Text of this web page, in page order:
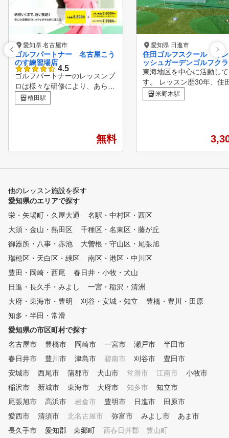
愛知県 名古屋市
ゴルフパートナー 名古屋こう
のす練習場店
4.5
ゴルフパートナーのレッスンプ
ロは様々な研修により、あらゆ
る方面から生徒様の上達をサポ
ートしています！ ビギナーか
POINT１ 診断・カルテ作成
あなたに必要な練習方法を導き
グレッスン 弊社のレッスンプ
ロは最新のスイング理論を元に
適のスイング理論をご提案する
ことで上達をサポートします。
■POINT３ クラブフィッティ
ング 現在のクラブが合ってい
るか、レッスンプロがチェック
いたします。また、次のステッ
わせてご提案いたします。 ■P
OINT４ 筋力・柔軟性 ゴルフ
に必要な筋力は他のスポーツと
異なって限られています。ご自
宅でも簡単にできるトレーニン
グメニューも合わせて提案しま
メント ほとんどのゴルファー
がこの部分でスコアをロスして
います。スコアアップに重要な
コースマネジメントやメンタル
トレーニング含めてレッスンい
たします。
植田駅
無料
愛知県 日進市
住田ゴルフスクール イ
ッシュガーデンゴルフク
東海地区を中心に活動し
す。 レッスン歴30年、住
朗です。お客様の問題解
来ますよう最大限ご協力
米野木駅
他のレッスン施設を探す
愛知県のエリアで探す
栄・矢場町・久屋大通
名駅・中村区・西区
大須・金山・熱田区
千種区・名東区・藤が丘
御器所・八事・赤池
大曽根・守山区・尾張旭
瑞穂区・天白区・緑区
南区・港区・中川区
豊田・岡崎・西尾
春日井・小牧・犬山
日進・長久手・みよし
一宮・稲沢・清洲
大府・東海市・豊明
刈谷・安城・知立
豊橋・豊川・田原
知多・半田・常滑
愛知県の市区町村で探す
名古屋市
豊橋市 岡崎市 一宮市 瀬戸市
半田市
春日井市
豊川市 津島市 碧南市 刈谷市
豊田市
安城市
西尾市 蒲郡市 犬山市 常滑市 江南市
小牧市
稲沢市
新城市 東海市 大府市 知多市
知立市
尾張旭市
高浜市 岩倉市 豊明市 日進市
田原市
愛西市
清須市 北名古屋市 弥富市 みよし市
あま市
長久手市
愛知郡 東郷町
西春日井郡 豊山町